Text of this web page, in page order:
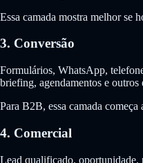
Essa camada mostra melhor se
3. Conversão
Formulários, WhatsApp,
briefing, agendamentos e outros
Para B2B, essa camada
4. Comercial
Lead qualificado, oportunidade,